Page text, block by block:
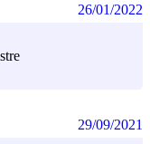
26/01/2022
29/09/2021